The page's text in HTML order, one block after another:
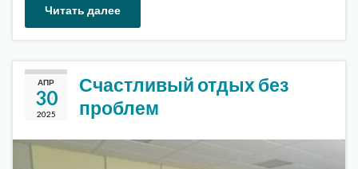
Читать далее
АПР
30
2025
Счастливый отдых без
проблем